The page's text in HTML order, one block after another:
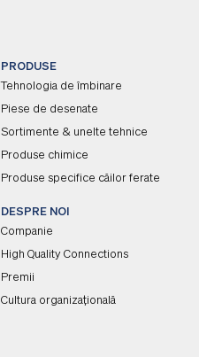
PRODUSE
Tehnologia de îmbinare
Piese de desenate
Sortimente & unelte tehnice
Produse chimice
Produse specifice căilor ferate
DESPRE NOI
Companie
High Quality Connections
Premii
Cultura organizațională